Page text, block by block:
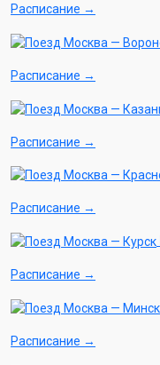
Расписание →
Расписание →
Расписание →
Расписание →
Расписание →
Расписание →